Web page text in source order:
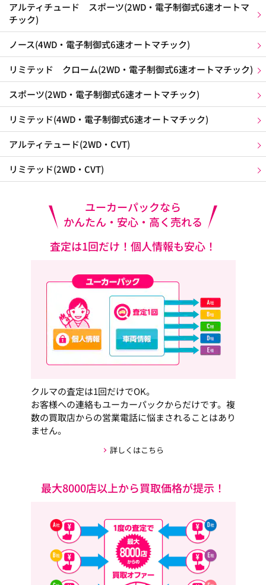
アルティチュード スポーツ(2WD・電子制御式6速オートマ
チック)
ノース(4WD・電子制御式6速オートマチック)
リミテッド クローム(2WD・電子制御式6速オートマチック)
スポーツ(2WD・電子制御式6速オートマチック)
リミテッド(4WD・電子制御式6速オートマチック)
アルティテュード(2WD・CVT)
リミテッド(2WD・CVT)
ユーカーパックなら
かんたん・安心・高く売れる
査定は1回だけ！個人情報も安心！
クルマの査定は1回だけでOK。
お客様への連絡もユーカーパックからだけです。複
数の買取店からの営業電話に悩まされることはあり
ません。
詳しくはこちら
最大8000店以上から買取価格が提示！